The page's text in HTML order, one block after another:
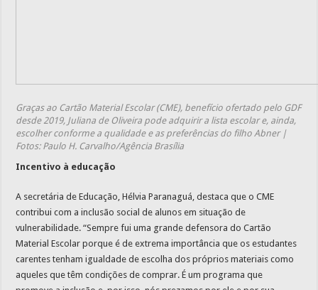
Graças ao Cartão Material Escolar (CME), benefício ofertado pelo GDF
desde 2019, Juliana de Oliveira pode adquirir a lista escolar e, ainda,
escolher conforme a qualidade e as preferências do filho Abner |
Fotos: Paulo H. Carvalho/Agência Brasília
Incentivo à educação
A secretária de Educação, Hélvia Paranaguá, destaca que o CME
contribui com a inclusão social de alunos em situação de
vulnerabilidade. “Sempre fui uma grande defensora do Cartão
Material Escolar porque é de extrema importância que os estudantes
carentes tenham igualdade de escolha dos próprios materiais como
aqueles que têm condições de comprar. É um programa que